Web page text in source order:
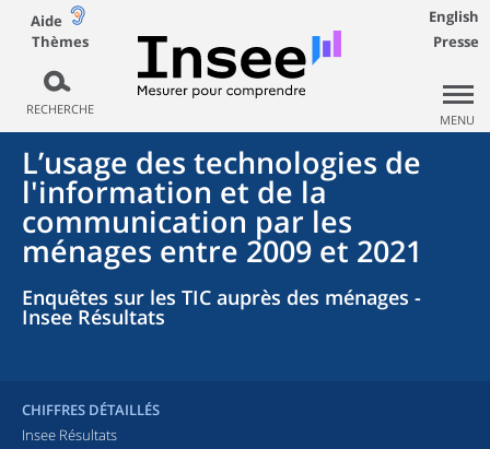
Aide
Thèmes
RECHERCHE
English
Presse
MENU
L’usage des technologies de
l'information et de la
communication par les
ménages entre 2009 et 2021
Enquêtes sur les TIC auprès des ménages -
Insee Résultats
CHIFFRES DÉTAILLÉS
Insee Résultats